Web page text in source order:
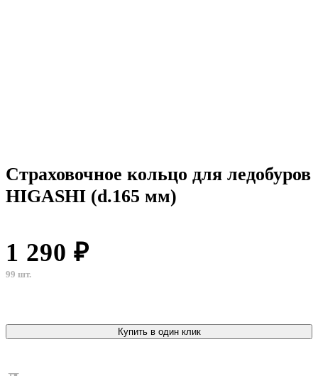
Страховочное кольцо для ледобуров
HIGASHI (d.165 мм)
1 290 ₽
99 шт.
Купить в один клик